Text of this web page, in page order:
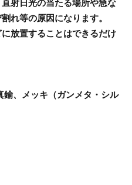
射日光の当たる場所や急な
れ等の原因になります。
放置することはできるだけ
、メッキ（ガンメタ・シル